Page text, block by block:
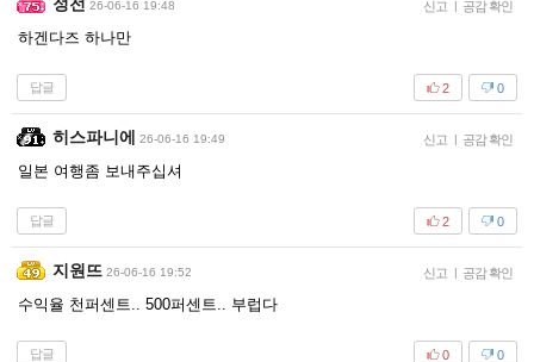
26-06-16 19:48 신고 | 공감 확인
하겐다즈 하나만
답글 0
2
히스파니에 26-06-16 19:49 신고 | 공감 확인
일본 여행좀 보내주십셔
답글 0
2
지원뜨 26-06-16 19:52 신고 | 공감 확인
수익율 천퍼센트.. 500퍼센트.. 부럽다
답글 0
0